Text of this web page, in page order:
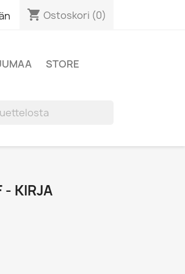
shopping_cart Ostoskori (0)
STORE
- KIRJA